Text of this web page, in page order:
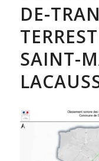
DE-
SAINT-